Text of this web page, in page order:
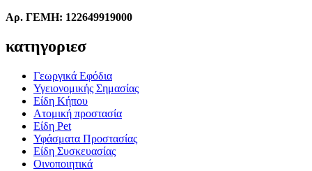
Αρ. ΓΕΜΗ: 122649919000
κατηγοριεσ
Γεωργικά Εφόδια
Υγειονομικής Σημασίας
Είδη Κήπου
Ατομική προστασία
Είδη Pet
Υφάσματα Προστασίας
Είδη Συσκευασίας
Οινοποιητικά